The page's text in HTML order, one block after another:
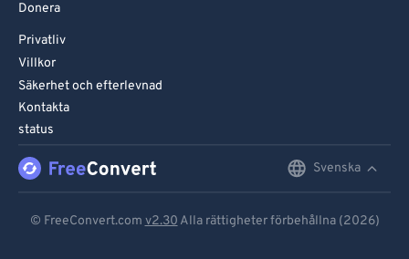
Donera
Privatliv
Villkor
Säkerhet och efterlevnad
Kontakta
status
Svenska
© FreeConvert.com v2.30 Alla rättigheter förbehållna (2026)